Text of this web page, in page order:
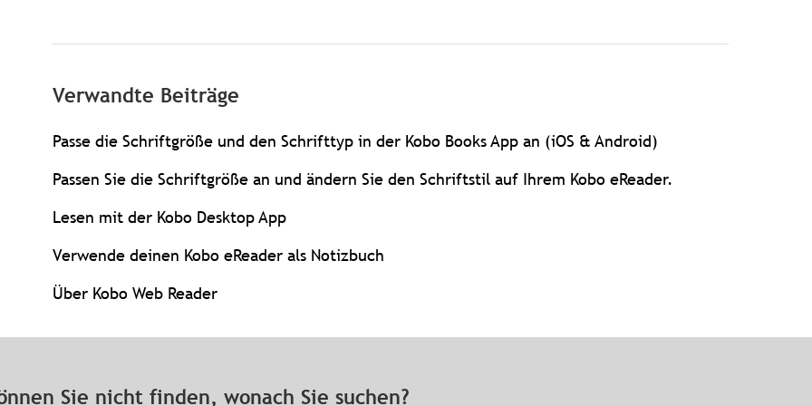
Verwandte Beiträge
Passe die Schriftgröße und den Schrifttyp in der Kobo Books App an (iOS & Android)
Passen Sie die Schriftgröße an und ändern Sie den Schriftstil auf Ihrem Kobo eReader.
Lesen mit der Kobo Desktop App
Verwende deinen Kobo eReader als Notizbuch
Über Kobo Web Reader
Sie nicht finden, wonach Sie suchen?